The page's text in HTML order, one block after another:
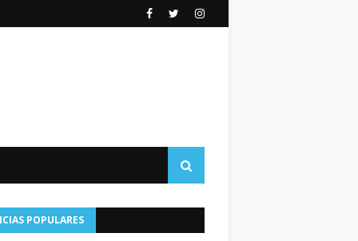
POPULARES